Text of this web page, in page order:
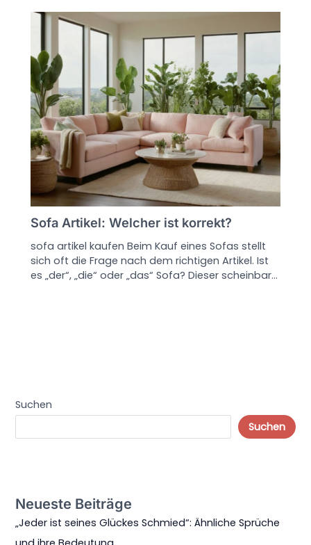
Sofa Artikel: Welcher ist korrekt?
sofa artikel kaufen Beim Kauf eines Sofas stellt
sich oft die Frage nach dem richtigen Artikel. Ist
es „der“, „die“ oder „das“ Sofa? Dieser scheinbar…
Suchen
Suchen
Neueste Beiträge
„Jeder ist seines Glückes Schmied“: Ähnliche Sprüche